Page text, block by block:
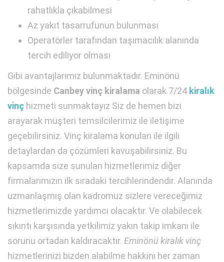
rahatlıkla çıkabilmesi
Az yakıt tasarrufunun bulunması
Operatörler tarafından taşımacılık alanında
tercih ediliyor olması
Gibi avantajlarımız bulunmaktadır. Eminönü
bölgesinde Canbey vinç kiralama olarak 7/24 kiralık
vinç hizmeti sunmaktayız Siz de hemen bizi
arayarak müşteri temsilcilerimiz ile iletişime
geçebilirsiniz. Vinç kiralama konuları ile ilgili
detaylardan da çözümleri kavuşabilirsiniz. Bu
kapsamda size sunulan hizmetlerimiz diğer
firmalarımızın ilk sıradaki tercihlerindendir. Alanında
uzmanlaşmış olan kadromuz sizlere vereceğimiz
hizmetlerimizde yardımcı olacaktır. Ve olabilecek
sıkıntı karşısında yetkilimiz yakın takip imkanı ile
sorunu ortadan kaldıracaktır. Eminönü kiralık vinç
hizmetlerinizi bizden alabilme hakkını her zaman